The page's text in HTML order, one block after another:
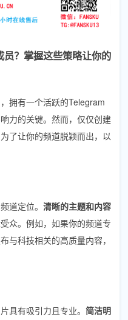
？掌握这些策略让你的
拥有一个活跃的Telegram
力的关键。然而，仅仅创建
了让你的频道脱颖而出，以
道定位。 清晰的主题和内容
众。例如，如果你的频道专
与科技相关的高质量内容，
具有吸引力且专业。 简洁明